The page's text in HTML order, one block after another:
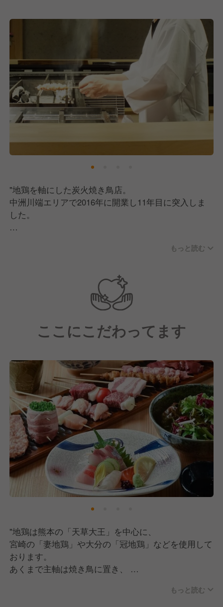
"地鶏を軸にした炭火焼き鳥店。
中洲川端エリアで2016年に開業し11年目に突入しま
した。
焼き場の臨場感が店の主役となる店舗です。"
もっと読む
ここにこだわってます
"地鶏は熊本の「天草大王」を中心に、
宮崎の「妻地鶏」や大分の「冠地鶏」などを使用して
おります。
あくまで主軸は焼き鳥に置き、
もっと読む